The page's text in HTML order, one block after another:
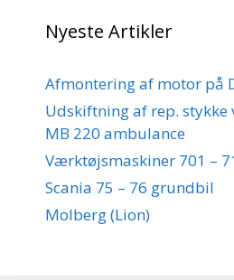
Nyeste Artikler
Afmontering af motor på
Udskiftning af rep.
MB 220 ambulance
Værktøjsmaskiner 701 –
Scania 75 – 76 grundbil
Molberg (Lion)